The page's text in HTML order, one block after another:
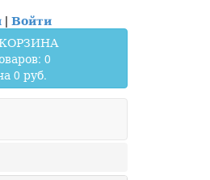
| Войти
0
0 руб.